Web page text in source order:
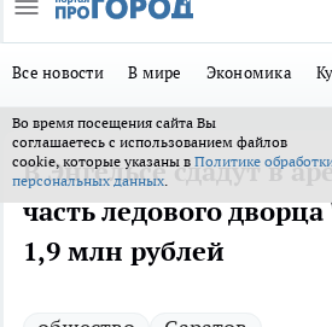
Все новости В мире Экономика
Во время посещения сайта Вы
соглашаетесь с использованием файлов
cookie, которые указаны в Политике
персональных данных.
В Энгельсе сдадут в
часть ледового
1,9 млн рублей